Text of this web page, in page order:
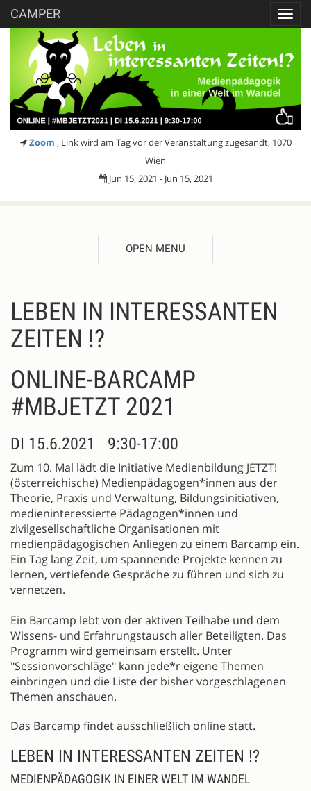
CAMPER
Zoom , Link wird am Tag vor der Veranstaltung zugesandt, 1070
Wien
Jun 15, 2021 - Jun 15, 2021
OPEN MENU
DESCRIPTION
LEBEN IN INTERESSANTEN
ZEITEN !?
ONLINE-BARCAMP
#MBJETZT 2021
DI 15.6.2021 9:30-17:00
Zum 10. Mal lädt die Initiative Medienbildung JETZT!
(österreichische) Medienpädagogen*innen aus der
Theorie, Praxis und Verwaltung, Bildungsinitiativen,
medieninteressierte Pädagogen*innen und
zivilgesellschaftliche Organisationen mit
medienpädagogischen Anliegen zu einem Barcamp ein.
Ein Tag lang Zeit, um spannende Projekte kennen zu
lernen, vertiefende Gespräche zu führen und sich zu
vernetzen.
Ein Barcamp lebt von der aktiven Teilhabe und dem
Wissens- und Erfahrungstausch aller Beteiligten. Das
Programm wird gemeinsam erstellt. Unter
"Sessionvorschläge" kann jede*r eigene Themen
einbringen und die Liste der bisher vorgeschlagenen
Themen anschauen.
Das Barcamp findet ausschließlich online statt.
LEBEN IN INTERESSANTEN ZEITEN !?
MEDIENPÄDAGOGIK IN EINER WELT IM WANDEL